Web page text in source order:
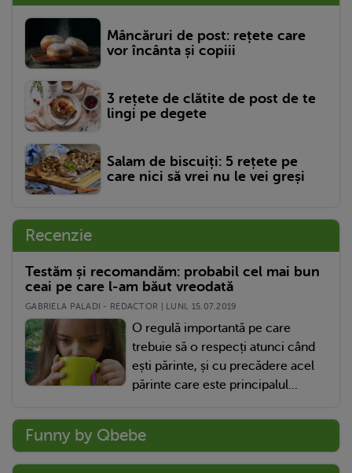
Mâncăruri de post: rețete care
vor încânta și copiii
3 rețete de clătite de post de te
lingi pe degete
Salam de biscuiți: 5 rețete pe
care nici să vrei nu le vei greși
Recenzie
Testăm și recomandăm: probabil cel mai bun
ceai pe care l-am băut vreodată
GABRIELA PALADI - REDACTOR | LUNI, 15.07.2019
O regulă importantă pe care
trebuie să o respecți atunci când
ești părinte, și cu precădere acel
părinte care este principalul...
Funny by Qbebe